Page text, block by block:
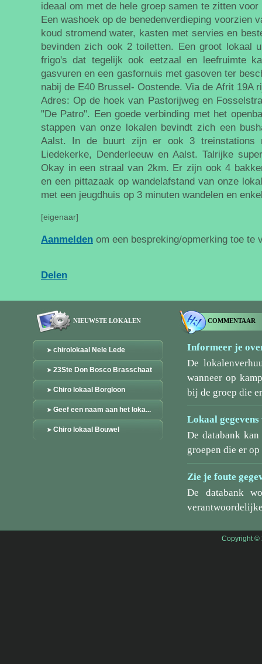
ideaal om met de hele groep samen te zitten
Een washoek op de benedenverdieping voorzien
koud stromend water, kasten met servies en
bevinden zich ook 2 toiletten. Een groot lokaal
frigo's dat tegelijk ook eetzaal en leefruimte
gasvuren en een gasfornuis met gasoven ter
nabij de E40 Brussel- Oostende. Via de Afrit 19A
Adres: Op de hoek van Pastorijweg en
"De Patro". Een goede verbinding met het
stappen van onze lokalen bevindt zich een
Aalst. In de buurt zijn er ook 3 treinstations
Liedekerke, Denderleeuw en Aalst. Talrijke
Okay in een straal van 2km. Er zijn ook 4
en een pittazaak op wandelafstand van onze
met een jeugdhuis op 3 minuten wandelen en
[eigenaar]
Aanmelden om een bespreking/opmerking toe te
Delen
NIEUWSTE LOKALEN
chirolokaal Nele Lede
23Ste Don Bosco Brasschaat
Chiro lokaal Borgloon
Geef een naam aan het loka...
Chiro lokaal Bouwel
COMMENTAAR
Informeer je
De
wanneer op
bij de groep die
Lokaal
De databank
groepen die er
Zie je foute
De databank
Copyright ©